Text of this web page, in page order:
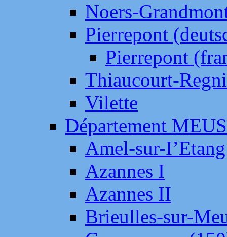
Noers-
Pierrepont
Pierrepont
Thiaucourt-
Vilette
Département
Amel-sur-
Azannes I
Azannes II
Brieulles-sur-